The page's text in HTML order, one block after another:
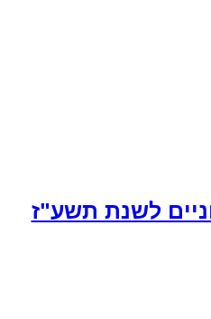
לשנת תשע"ז